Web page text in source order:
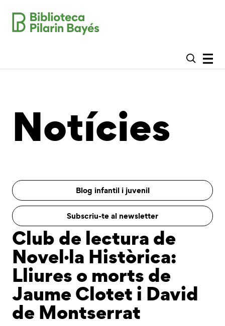
Notícies
Blog infantil i juvenil
Subscriu-te al newsletter
Club de lectura de
Novel·la Històrica:
Lliures o morts de
Jaume Clotet i David
de Montserrat